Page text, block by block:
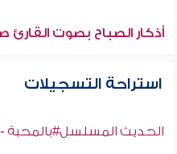
أذكار الصباح بصوت القارئ
استراحة التسجيلات
الحديث المسلسل#بالمحبة